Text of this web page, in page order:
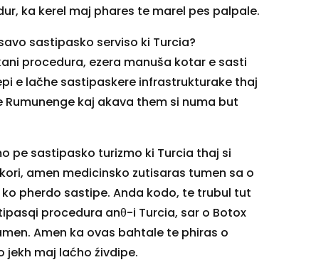
ka kerel maj phares te marel pes palpale.
sastipasko serviso ki Turcia?
procedura, ezera manuša kotar e sasti
e lačhe sastipaskere infrastrukturake thaj
kaj akava them si numa but
pe sastipasko turizmo ki Turcia thaj si
amen medicinsko zutisaras tumen sa o
pherdo sastipe. Anda kodo, te trubul tut
procedura anθ-i Turcia, sar o Botox
Amen ka ovas bahtale te phiras o
jekh maj laćho źivdipe.